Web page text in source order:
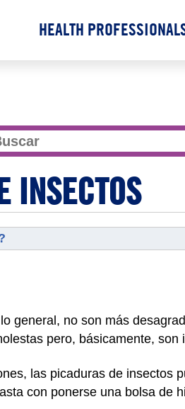
HEALTH
INSECTOS
general, no son más
pero, básicamente, son
las picaduras de insectos
con ponerse una bolsa de